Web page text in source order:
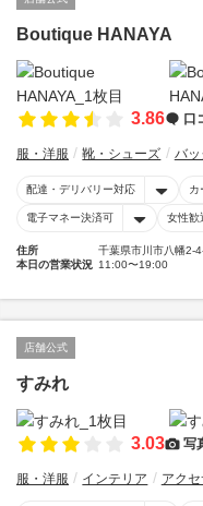
Boutique HANAYA
3.86 口
服・洋服 靴・シューズ バ
配達・デリバリー対応 カ
電子マネー決済可 女性歓
住所
千葉県市川市八幡2-
本日の営業状況 11:00〜19:00
店舗公式
すみれ
3.03 写
服・洋服 インテリア アク